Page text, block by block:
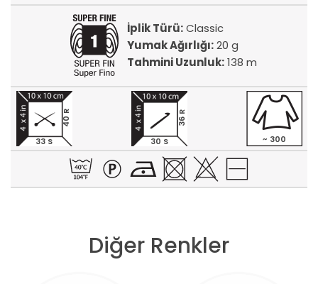
İplik Türü:Classic
Yumak Ağırlığı:20 g
Tahmini Uzunluk:138 m
33 S
40 R
30 S
36 R
~ 300
Diğer Renkler